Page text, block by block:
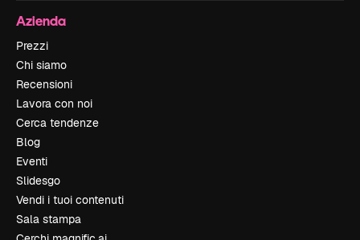
Azienda
Prezzi
Chi siamo
Recensioni
Lavora con noi
Cerca tendenze
Blog
Eventi
Slidesgo
Vendi i tuoi contenuti
Sala stampa